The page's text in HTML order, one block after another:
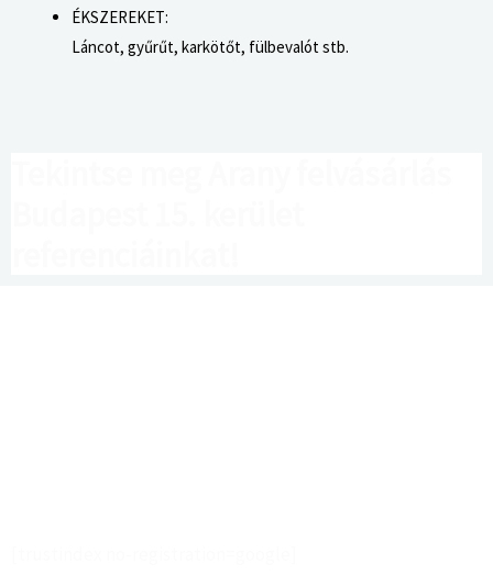
ÉKSZEREKET:
Láncot, gyűrűt, karkötőt, fülbevalót stb.